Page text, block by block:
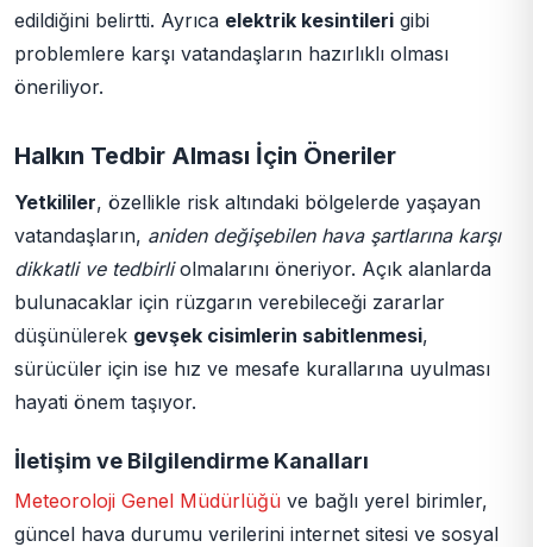
edildiğini belirtti. Ayrıca elektrik kesintileri gibi
problemlere karşı vatandaşların hazırlıklı olması
öneriliyor.
Halkın Tedbir Alması İçin Öneriler
Yetkililer, özellikle risk altındaki bölgelerde yaşayan
vatandaşların, aniden değişebilen hava şartlarına karşı
dikkatli ve tedbirliolmalarını öneriyor. Açık alanlarda
bulunacaklar için rüzgarın verebileceği zararlar
düşünülerek gevşek cisimlerin sabitlenmesi,
sürücüler için ise hız ve mesafe kurallarına uyulması
hayati önem taşıyor.
İletişim ve Bilgilendirme Kanalları
Meteoroloji Genel Müdürlüğü ve bağlı yerel birimler,
güncel hava durumu verilerini internet sitesi ve sosyal